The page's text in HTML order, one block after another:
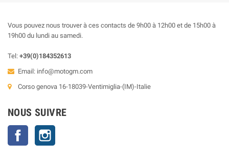
Vous pouvez nous trouver à ces contacts de 9h00 à 12h00 et de 15h00 à
19h00 du lundi au samedi.
Tel: +39(0)184352613
Email: info@motogm.com
Corso genova 16-18039-Ventimiglia-(IM)-Italie
NOUS SUIVRE
Facebook